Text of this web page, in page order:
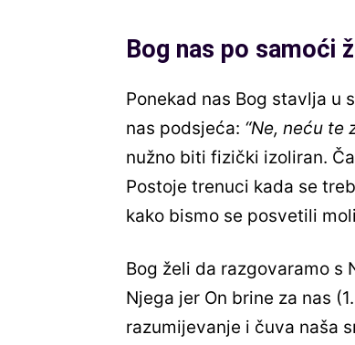
Bog nas po samoći
Ponekad nas Bog stavlja u
nas podsjeća: “Ne, neću te
nužno biti fizički izoliran.
Postoje trenuci kada se
kako bismo se posvetili
Bog želi da razgovaramo s
Njega jer On brine za nas
razumijevanje i čuva naša